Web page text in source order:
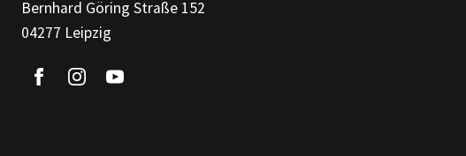
Bernhard Göring Straße 152
04277 Leipzig